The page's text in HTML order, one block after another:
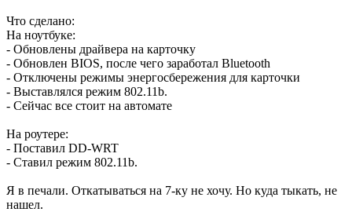
Что сделано:
На ноутбуке:
- Обновлены драйвера на карточку
- Обновлен BIOS, после чего заработал Bluetooth
- Отключены режимы энергосбережения для карточки
- Выставлялся режим 802.11b.
- Сейчас все стоит на автомате
На роутере:
- Поставил DD-WRT
- Ставил режим 802.11b.
Я в печали. Откатываться на 7-ку не хочу. Но куда тыкать, не
нашел.